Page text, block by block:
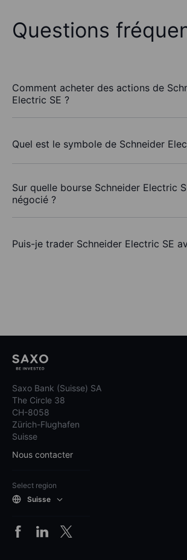
Questions
Comment acheter des actions de
Electric SE ?
Quel est le symbole de Schneider
Sur quelle bourse Schneider Electric
négocié ?
Puis-je trader Schneider Electric SE
Saxo Bank (Suisse) SA
The Circle 38
CH-8058
Zürich-Flughafen
Suisse
Nous contacter
Select region
Suisse